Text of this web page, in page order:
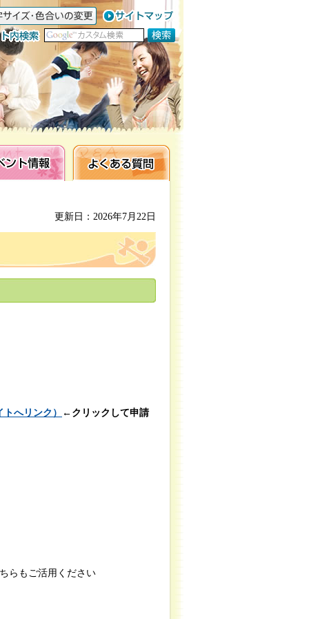
情報 よくある質問
更新日：2026年7月22日
へリンク） ←クリックして申請
らもご活用ください